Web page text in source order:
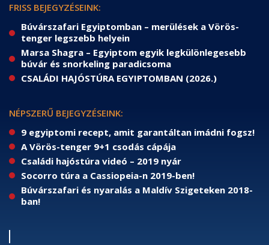
FRISS BEJEGYZÉSEINK:
Búvárszafari Egyiptomban – merülések a Vörös-
tenger legszebb helyein
Marsa Shagra – Egyiptom egyik legkülönlegesebb
búvár és snorkeling paradicsoma
CSALÁDI HAJÓSTÚRA EGYIPTOMBAN (2026.)
NÉPSZERŰ BEJEGYZÉSEINK:
9 egyiptomi recept, amit garantáltan imádni fogsz!
A Vörös-tenger 9+1 csodás cápája
Családi hajóstúra videó – 2019 nyár
Socorro túra a Cassiopeia-n 2019-ben!
Búvárszafari és nyaralás a Maldív Szigeteken 2018-
ban!